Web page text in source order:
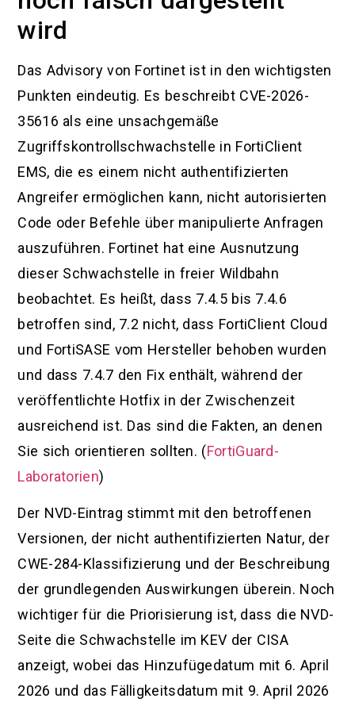
wird
Das Advisory von Fortinet ist in den wichtigsten
Punkten eindeutig. Es beschreibt CVE-2026-
35616 als eine unsachgemäße
Zugriffskontrollschwachstelle in FortiClient
EMS, die es einem nicht authentifizierten
Angreifer ermöglichen kann, nicht autorisierten
Code oder Befehle über manipulierte Anfragen
auszuführen. Fortinet hat eine Ausnutzung
dieser Schwachstelle in freier Wildbahn
beobachtet. Es heißt, dass 7.4.5 bis 7.4.6
betroffen sind, 7.2 nicht, dass FortiClient Cloud
und FortiSASE vom Hersteller behoben wurden
und dass 7.4.7 den Fix enthält, während der
veröffentlichte Hotfix in der Zwischenzeit
ausreichend ist. Das sind die Fakten, an denen
Sie sich orientieren sollten. (FortiGuard-
Laboratorien)
Der NVD-Eintrag stimmt mit den betroffenen
Versionen, der nicht authentifizierten Natur, der
CWE-284-Klassifizierung und der Beschreibung
der grundlegenden Auswirkungen überein. Noch
wichtiger für die Priorisierung ist, dass die NVD-
Seite die Schwachstelle im KEV der CISA
anzeigt, wobei das Hinzufügedatum mit 6. April
2026 und das Fälligkeitsdatum mit 9. April 2026